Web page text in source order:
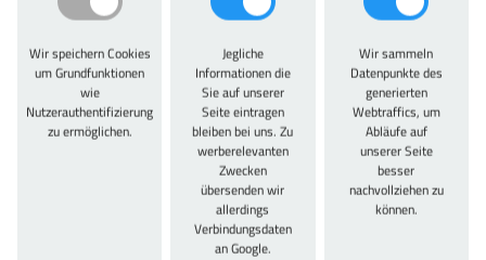
Garantie:
10 Jahre
Zu diesem Artikel passt auch
Wir speichern Cookies
um Grundfunktionen
wie
Nutzerauthentifizierung
zu ermöglichen.
Jegliche
Informationen die
Sie auf unserer
Seite eintragen
bleiben bei uns. Zu
werberelevanten
Zwecken
übersenden wir
allerdings
Verbindungsdaten
an Google.
Wir sammeln
Datenpunkte des
generierten
Webtraffics, um
Abläufe auf
unserer Seite
besser
nachvollziehen zu
können.